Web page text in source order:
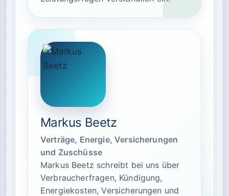
Markus Beetz
Verträge, Energie, Versicherungen
und Zuschüsse
Markus Beetz schreibt bei uns über
Verbraucherfragen, Kündigung,
Energiekosten, Versicherungen und